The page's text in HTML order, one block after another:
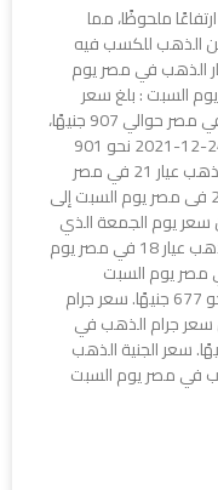
ملحوظًا، مما
الذهب للكسب فيه
الذهب في مصر يوم
عيار 24 في مصر يوم السبت : بلغ سعر
الذهب عيار 24 يوم السبت 25-12-2021 في مصر حوالي 907 جنيهًا،
وذلك بعدما سجل في مصر يوم الجمعة 24-12-2021 نحو 901
جنيهًا، وذلك يعتبر ارتفاعا كبيرا. سعر جرام الذهب عيار 21 في مصر
يوم السبت : وصل سعر جرام الذهب عيار 21 فى مصر يوم السبت إلى
ارتفع 5 جنيهات من سعر يوم الجمعة الذي
كان يسجل حوالي 790 جنيهًا. سعر جرام الذهب عيار 18 في مصر يوم
سعر جرام الذهب عيار 18 في مصر يوم السبت
نحو681 جنيهًا، بعدما سجل يوم الجمعة نحو 677 جنيهًا. سعر جرام
: وصل سعر جرام الذهب في
14 نحو 530 جنيهًا مقابل 527 جنيهًا. سعر الجنية الذهب
في مصر يوم السبت